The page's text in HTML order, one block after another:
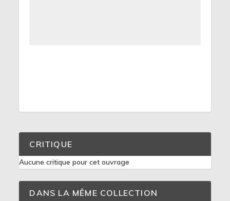
CRITIQUE
Aucune critique pour cet ouvrage
DANS LA MÊME COLLECTION